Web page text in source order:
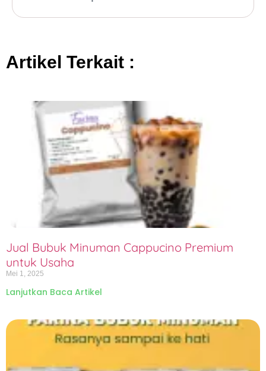
Artikel Terkait :
Jual Bubuk Minuman Cappucino Premium
untuk Usaha
Mei 1, 2025
Lanjutkan Baca Artikel